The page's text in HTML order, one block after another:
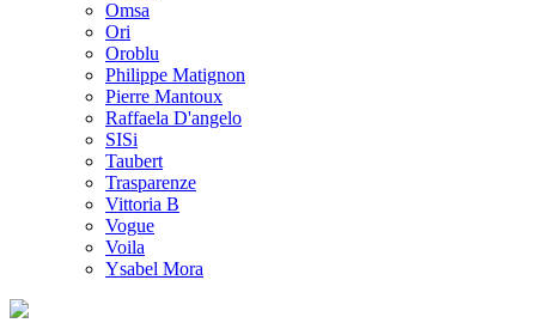
Omsa
Ori
Oroblu
Philippe Matignon
Pierre Mantoux
Raffaela D'angelo
SISi
Taubert
Trasparenze
Vittoria B
Vogue
Voila
Ysabel Mora